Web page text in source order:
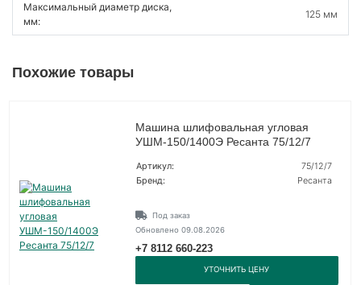
Максимальный диаметр диска,
мм:
125 мм
Похожие товары
Машина шлифовальная угловая
УШМ-150/1400Э Ресанта 75/12/7
Артикул:
75/12/7
Бренд:
Ресанта
Под заказ
Обновлено 09.08.2026
+7 8112 660-223
УТОЧНИТЬ ЦЕНУ